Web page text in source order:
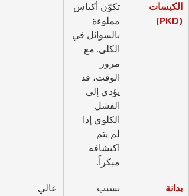
الكيسات
(PKD)
تكوّن أكياس
مملوءة
بالسوائل في
الكلى. مع
مرور
الوقت، قد
يؤدي إلى
الفشل
الكلوي إذا
لم يتم
اكتشافه
مبكراً.
بدانة بسبب عالي